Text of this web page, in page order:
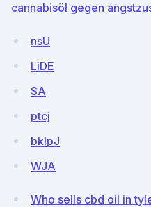
cannabisöl gegen
nsU
LiDE
SA
ptcj
bkIpJ
WJA
Who sells cbd oil in